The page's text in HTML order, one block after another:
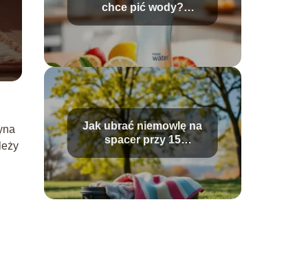
chce pić wody?
Sprawdź przyczyny i
rozwiązania
Jak ubrać niemowlę na
spacer przy 15
stopniach?